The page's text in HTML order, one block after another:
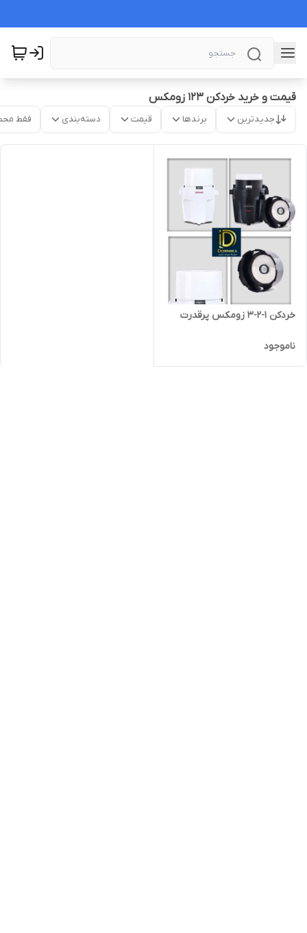
قیمت و خرید خردکن ۱۲۳ زومکس
جدیدترین برندها قیمت دسته‌بندی فقط
خردکن ۱-۲-۳ زومکس پرقدرت
ناموجود